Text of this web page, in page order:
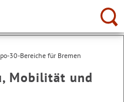
30-Bereiche für Bremen
Mobilität und